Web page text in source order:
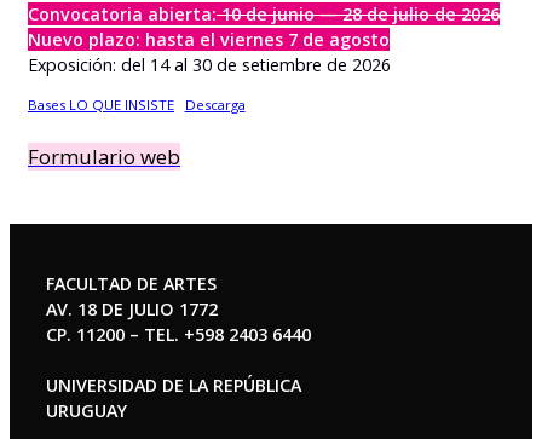
Convocatoria abierta:10 de junio — 28 de julio de 2026
Nuevo plazo: hasta el viernes 7 de agosto
Exposición: del 14 al 30 de setiembre de 2026
Bases LO QUE INSISTE Descarga
Formulario web
FACULTAD DE ARTES
AV. 18 DE JULIO 1772
CP. 11200 – TEL. +598 2403 6440
UNIVERSIDAD DE LA REPÚBLICA
URUGUAY